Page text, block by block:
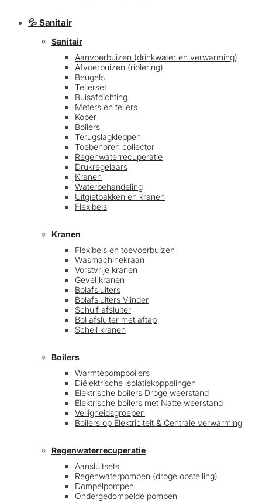
💦 Sanitair
Sanitair
Aanvoerbuizen (drinkwater en verwarming)
Afvoerbuizen (riolering)
Beugels
Tellerset
Buisafdichting
Meters en tellers
Koper
Boilers
Terugslagkleppen
Toebehoren collector
Regenwaterrecuperatie
Drukregelaars
Kranen
Waterbehandeling
Uitgietbakken en kranen
Flexibels
Kranen
Flexibels en toevoerbuizen
Wasmachinekraan
Vorstvrije kranen
Gevel kranen
Bolafsluiters
Bolafsluiters Vlinder
Schuif afsluiter
Bol afsluiter met aftap
Schell kranen
Boilers
Warmtepompboilers
Diëlektrische isolatiekoppelingen
Elektrische boilers Droge weerstand
Elektrische boilers met Natte weerstand
Veiligheidsgroepen
Boilers op Elektriciteit & Centrale verwarming
Regenwaterrecuperatie
Aansluitsets
Regenwaterpompen (droge opstelling)
Dompelpompen
Ondergedompelde pompen